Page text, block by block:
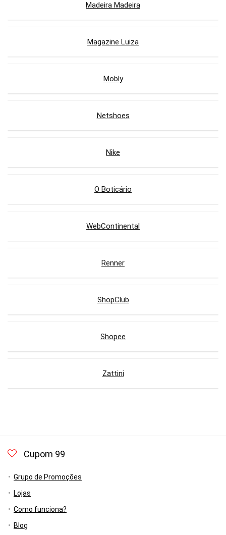
Madeira Madeira
Magazine Luiza
Mobly
Netshoes
Nike
O Boticário
WebContinental
Renner
ShopClub
Shopee
Zattini
Cupom 99
Grupo de Promoções
Lojas
Como funciona?
Blog